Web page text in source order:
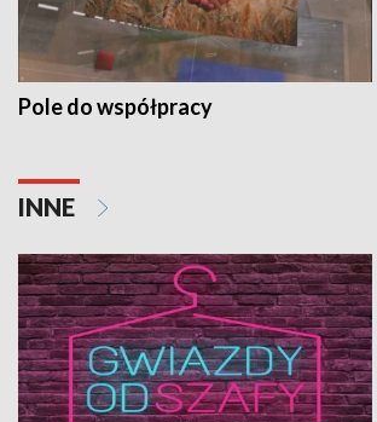
Pole do współpracy
INNE